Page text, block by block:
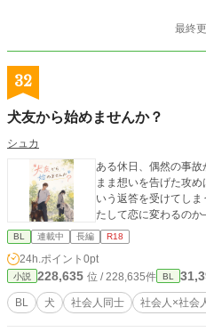
最終
32
犬友から始めませんか？
シュカ
ある休日、偶然の事
まま想いを告げた攻め
いう返答を受けてし
たして恋に変わるの
BL 連載中 長編 R18
24h.ポイント 0pt
小説 228,635 位 / 228,635件 BL
BL 犬 社会人同士 社会人×社会